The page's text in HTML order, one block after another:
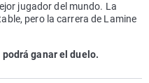
jugador del mundo. La
pero la carrera de Lamine
ganar el duelo.